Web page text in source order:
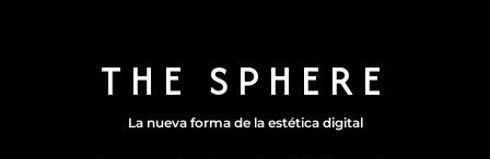
THE SPHERE
La nueva forma de la estética digital